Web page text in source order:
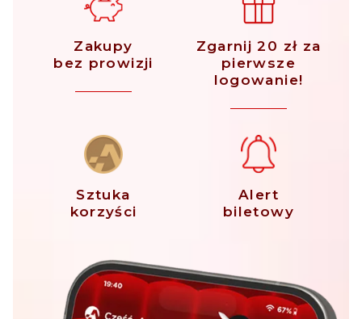
Zakupy
bez prowizji
Zgarnij 20 zł za
pierwsze
logowanie!
Sztuka
korzyści
Alert
biletowy